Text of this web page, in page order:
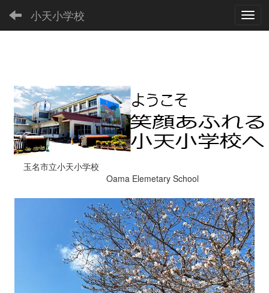
小天小学校
玉名市立小天小学校
Oama Elemetary School